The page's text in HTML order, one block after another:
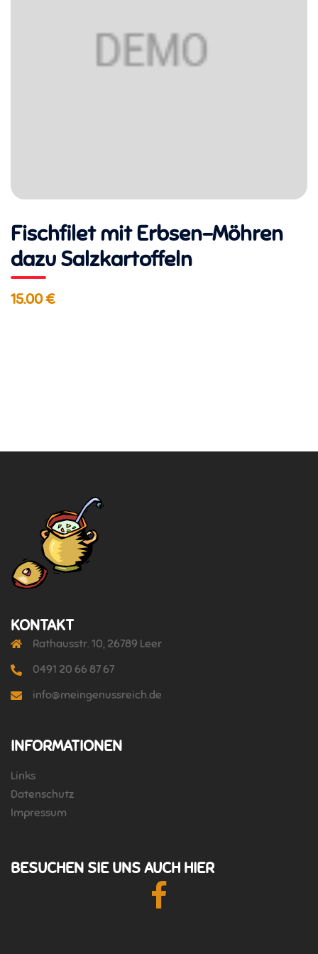
Fischfilet mit Erbsen-Möhren
dazu Salzkartoffeln
15.00 €
KONTAKT
Rathausstr. 10, 26789 Leer
0491 20 66 87 67
info@meingenussreich.de
INFORMATIONEN
Links
Datenschutz
Impressum
BESUCHEN SIE UNS AUCH HIER